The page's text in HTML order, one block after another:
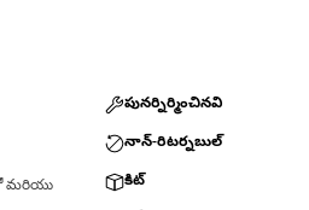
మరియు
పునర్నిర్మించినవి
నాన్-రిటర్నబుల్
కిట్